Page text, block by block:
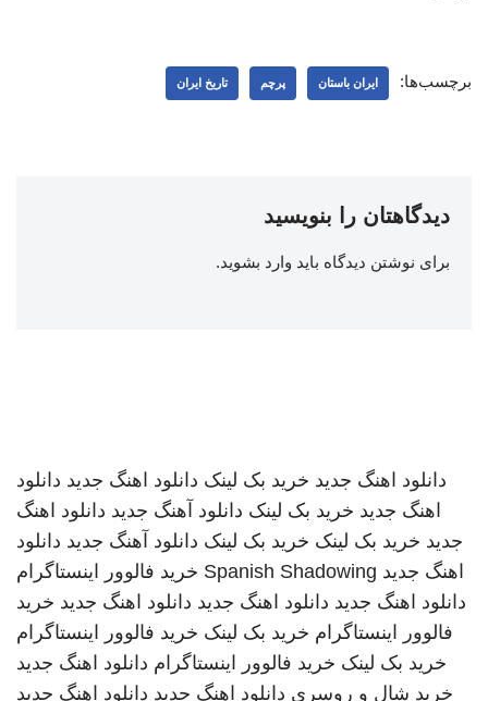
برچسب‌ها: ایران باستان پرچم تاریخ ایران
دیدگاهتان را بنویسید
برای نوشتن دیدگاه باید وارد بشوید.
دانلود اهنگ جدید خرید بک لینک دانلود اهنگ جدید دانلود
اهنگ جدید خرید بک لینک دانلود آهنگ جدید دانلود اهنگ
جدید خرید بک لینک خرید بک لینک دانلود آهنگ جدید دانلود
اهنگ جدید Spanish Shadowing خرید فالوور اینستاگرام
دانلود اهنگ جدید دانلود اهنگ جدید دانلود اهنگ جدید خرید
فالوور اینستاگرام خرید بک لینک خرید فالوور اینستاگرام
خرید بک لینک خرید فالوور اینستاگرام دانلود اهنگ جدید
خرید شال و روسری دانلود اهنگ جدید دانلود اهنگ جدید